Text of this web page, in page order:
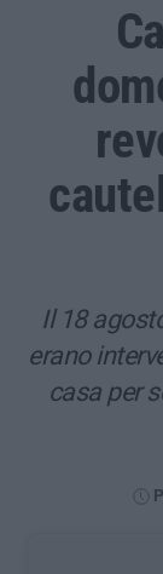
Il 18
erano
casa per